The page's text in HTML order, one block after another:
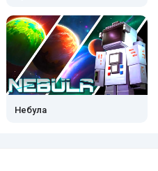
Небула